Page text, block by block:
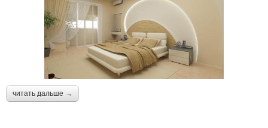
читать дальше →